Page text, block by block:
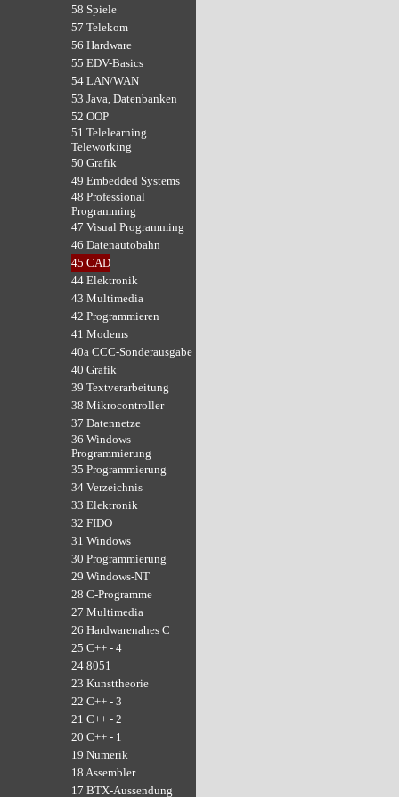
58 Spiele
57 Telekom
56 Hardware
55 EDV-Basics
54 LAN/WAN
53 Java, Datenbanken
52 OOP
51 Telelearning
Teleworking
50 Grafik
49 Embedded Systems
48 Professional
Programming
47 Visual Programming
46 Datenautobahn
45 CAD
44 Elektronik
43 Multimedia
42 Programmieren
41 Modems
40a CCC-Sonderausgabe
40 Grafik
39 Textverarbeitung
38 Mikrocontroller
37 Datennetze
36 Windows-
Programmierung
35 Programmierung
34 Verzeichnis
33 Elektronik
32 FIDO
31 Windows
30 Programmierung
29 Windows-NT
28 C-Programme
27 Multimedia
26 Hardwarenahes C
25 C++ - 4
24 8051
23 Kunsttheorie
22 C++ - 3
21 C++ - 2
20 C++ - 1
19 Numerik
18 Assembler
17 BTX-Aussendung